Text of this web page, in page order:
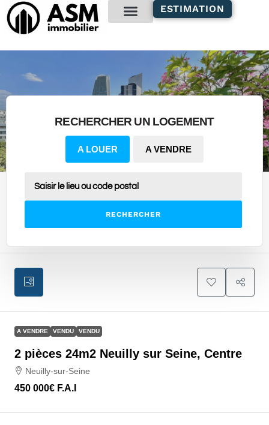
principal
ESTIMATION
RECHERCHER UN LOGEMENT
A LOUER A VENDRE
RECHERCHER
A VENDRE VENDU VENDU
2 pièces 24m2 Neuilly sur Seine, Centre
Neuilly-sur-Seine
450 000€ F.A.I